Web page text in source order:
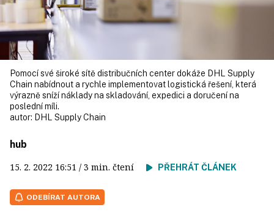
Pomocí své široké sítě distribučních center dokáže DHL Supply
Chain nabídnout a rychle implementovat logistická řešení, která
výrazně sníží náklady na skladování, expedici a doručení na
poslední míli.
autor: DHL Supply Chain
hub
15. 2. 2022 16:51 / 3 min. čtení PŘEHRÁT ČLÁNEK
ODEBÍRAT AUTORA